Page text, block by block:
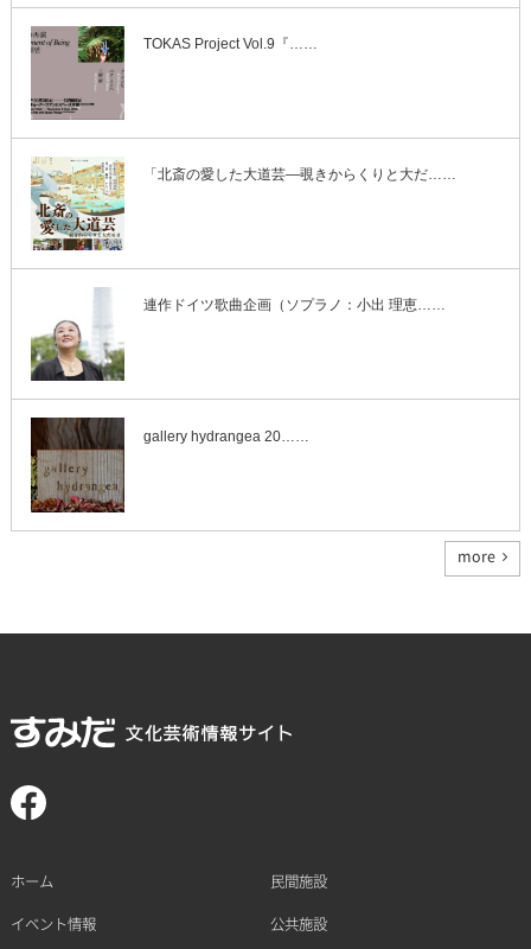
TOKAS Project Vol.9『……
「北斎の愛した大道芸―覗きからくりと大だ……
連作ドイツ歌曲企画（ソプラノ：小出 理恵……
gallery hydrangea 20……
more
ホーム
イベント情報
民間施設
公共施設